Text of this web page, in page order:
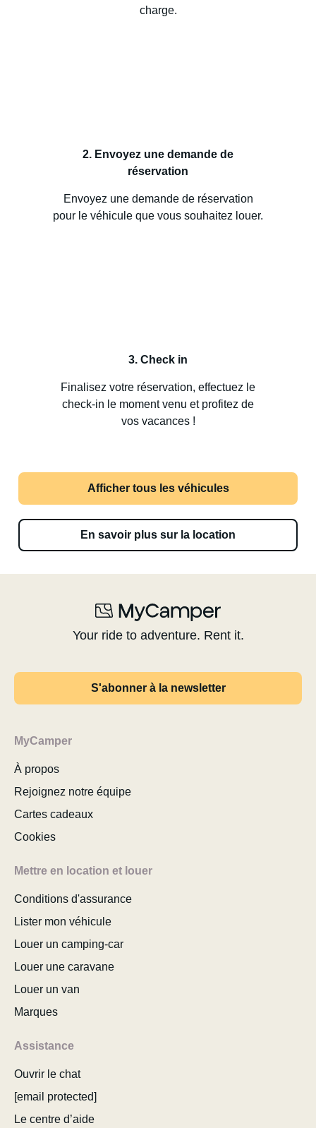
charge.
2. Envoyez une demande de
réservation
Envoyez une demande de réservation
pour le véhicule que vous souhaitez louer.
3. Check in
Finalisez votre réservation, effectuez le
check-in le moment venu et profitez de
vos vacances !
Afficher tous les véhicules
En savoir plus sur la location
Your ride to adventure. Rent it.
S'abonner à la newsletter
MyCamper
À propos
Rejoignez notre équipe
Cartes cadeaux
Cookies
Mettre en location et louer
Conditions d'assurance
Lister mon véhicule
Louer un camping-car
Louer une caravane
Louer un van
Marques
Assistance
Ouvrir le chat
[email protected]
Le centre d’aide